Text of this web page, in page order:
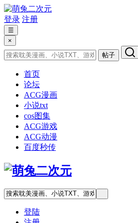
登录 注册
☰
×
帖子
首页
论坛
ACG漫画
小说txt
cos图集
ACG游戏
ACG动漫
百度秒传
登陆